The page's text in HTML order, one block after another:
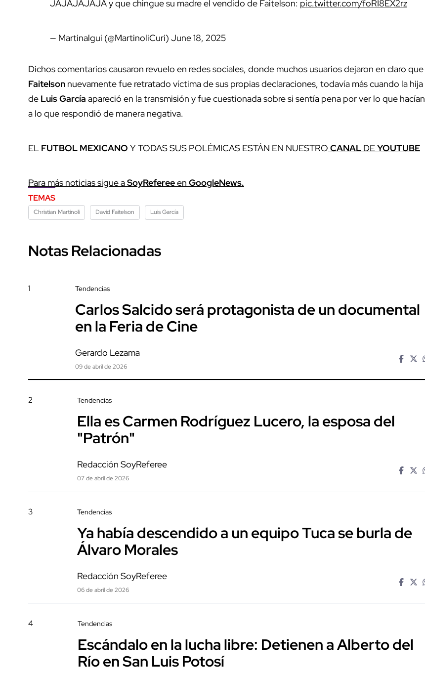
JAJAJAJAJA y que chingue su madre el vendido de Faitelson: pic.twitter.com/foRI8EX2rz
— Martinalgui (@MartinoliCuri) June 18, 2025
Dichos comentarios causaron revuelo en redes sociales, donde muchos usuarios dejaron en claro que
Faitelson nuevamente fue retratado víctima de sus propias declaraciones, todavía más cuando la hija
de Luis García apareció en la transmisión y fue cuestionada sobre si sentía pena por ver lo que hacían
a lo que respondió de manera negativa.
EL FUTBOL MEXICANO Y TODAS SUS POLÉMICAS ESTÁN EN NUESTRO CANAL DEYOUTUBE
Para más noticias sigue aSoyRefereeen GoogleNews.
TEMAS
Christian Martinoli David Faitelson Luis García
Notas Relacionadas
1 Tendencias
Carlos Salcido será protagonista de un documental
en la Feria de Cine
Gerardo Lezama
09 de abril de 2026
2 Tendencias
Ella es Carmen Rodríguez Lucero, la esposa del
"Patrón"
Redacción SoyReferee
07 de abril de 2026
3 Tendencias
Ya había descendido a un equipo Tuca se burla de
Álvaro Morales
Redacción SoyReferee
06 de abril de 2026
4 Tendencias
Escándalo en la lucha libre: Detienen a Alberto del
Río en San Luis Potosí